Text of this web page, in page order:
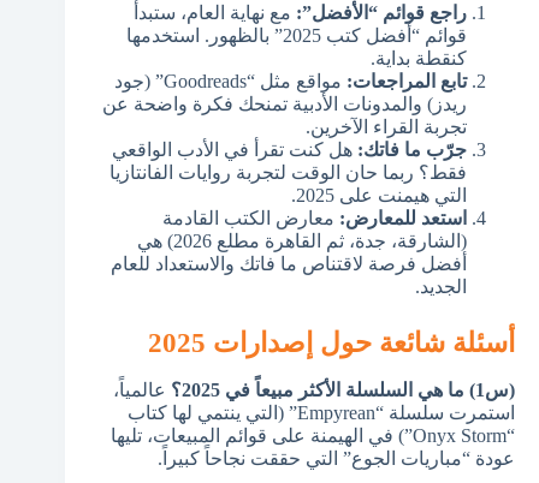
راجع قوائم “الأفضل”: مع نهاية العام، ستبدأ
قوائم “أفضل كتب 2025” بالظهور. استخدمها
كنقطة بداية.
تابع المراجعات:
مواقع مثل “Goodreads” (جود
ريدز) والمدونات الأدبية تمنحك فكرة واضحة عن
تجربة القراء الآخرين.
جرّب ما فاتك: هل كنت تقرأ في الأدب الواقعي
فقط؟ ربما حان الوقت لتجربة روايات الفانتازيا
التي هيمنت على 2025.
استعد للمعارض: معارض الكتب القادمة
(الشارقة، جدة، ثم القاهرة مطلع 2026) هي
أفضل فرصة لاقتناص ما فاتك والاستعداد للعام
الجديد.
أسئلة شائعة حول إصدارات 2025
(س1) ما هي السلسلة الأكثر مبيعاً في 2025؟
عالمياً،
استمرت سلسلة “Empyrean” (التي ينتمي لها كتاب
“Onyx Storm”) في الهيمنة على قوائم المبيعات، تليها
عودة “مباريات الجوع” التي حققت نجاحاً كبيراً.